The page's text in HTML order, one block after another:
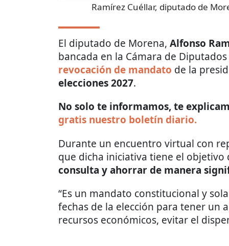
Ramírez Cuéllar, diputado de
El diputado de Morena, Alfonso
bancada en la Cámara de Diputados
revocación de mandato de la
elecciones 2027.
No solo te informamos, te
gratis nuestro boletín diario.
Durante un encuentro virtual con
que dicha iniciativa tiene el objetivo
consulta y ahorrar de manera
“Es un mandato constitucional y
fechas de la elección para tener un
recursos económicos, evitar el